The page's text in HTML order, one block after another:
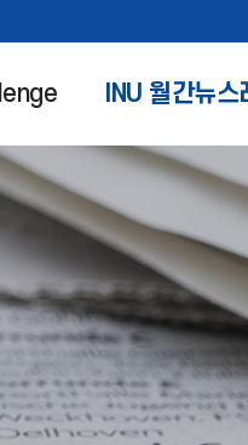
INU 월간뉴스